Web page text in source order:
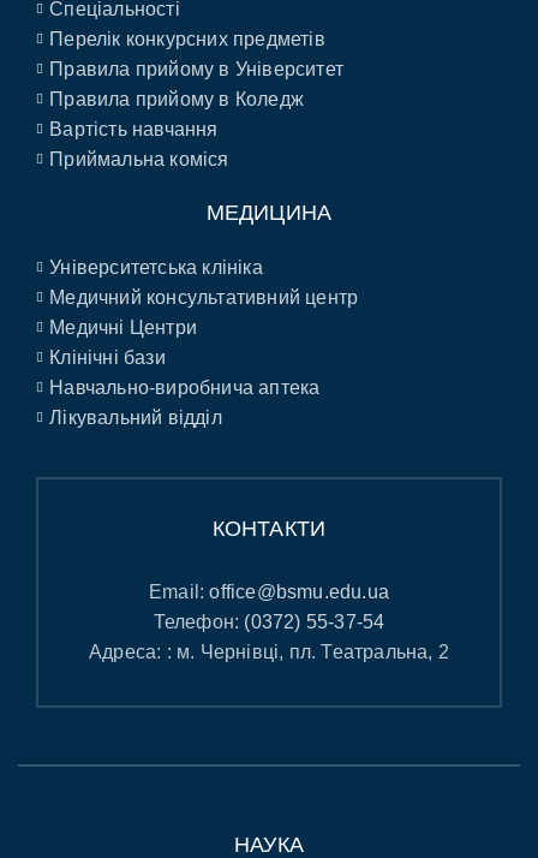
Спеціальності
Перелік конкурсних предметів
Правила прийому в Університет
Правила прийому в Коледж
Вартість навчання
Приймальна коміся
МЕДИЦИНА
Університетська клініка
Медичний консультативний центр
Медичні Центри
Клінічні бази
Навчально-виробнича аптека
Лікувальний відділ
КОНТАКТИ
Email:office@bsmu.edu.ua
Телефон: (0372) 55-37-54
Адреса: : м. Чернівці, пл. Театральна, 2
НАУКА